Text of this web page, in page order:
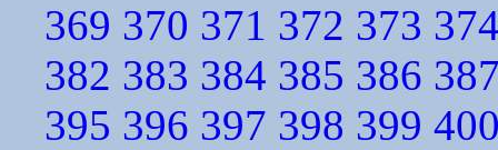
369 370 371 372 373
382 383 384 385 386
395 396 397 398 399